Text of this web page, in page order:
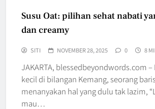
Susu Oat: pilihan sehat nabati
dan creamy
SITI NOVEMBER 28, 2025 0 8
JAKARTA, blessedbeyondwords.com –
kecil di bilangan Kemang, seorang
menanyakan hal yang dulu tak lazim,
mau…